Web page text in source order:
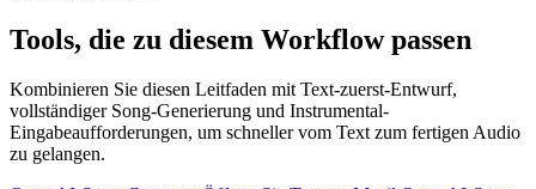
Tools, die zu diesem Workflow passen
Kombinieren Sie diesen Leitfaden mit Text-zuerst-Entwurf,
vollständiger Song-Generierung und Instrumental-
Eingabeaufforderungen, um schneller vom Text zum fertigen Audio
zu gelangen.